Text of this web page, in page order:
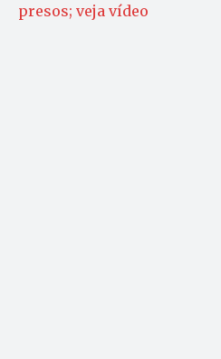
presos; veja vídeo